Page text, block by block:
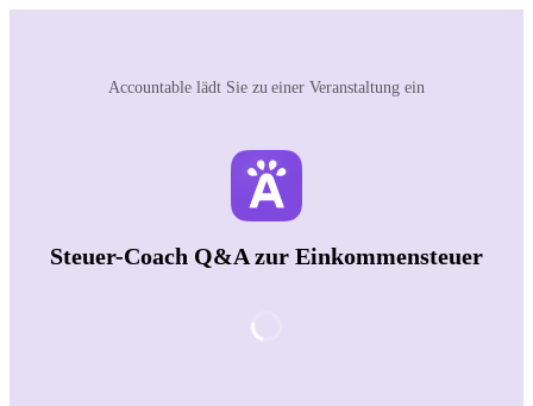
Accountable‬ lädt Sie zu einer Veranstaltung ein
Steuer-Coach Q&A zur Einkommensteuer